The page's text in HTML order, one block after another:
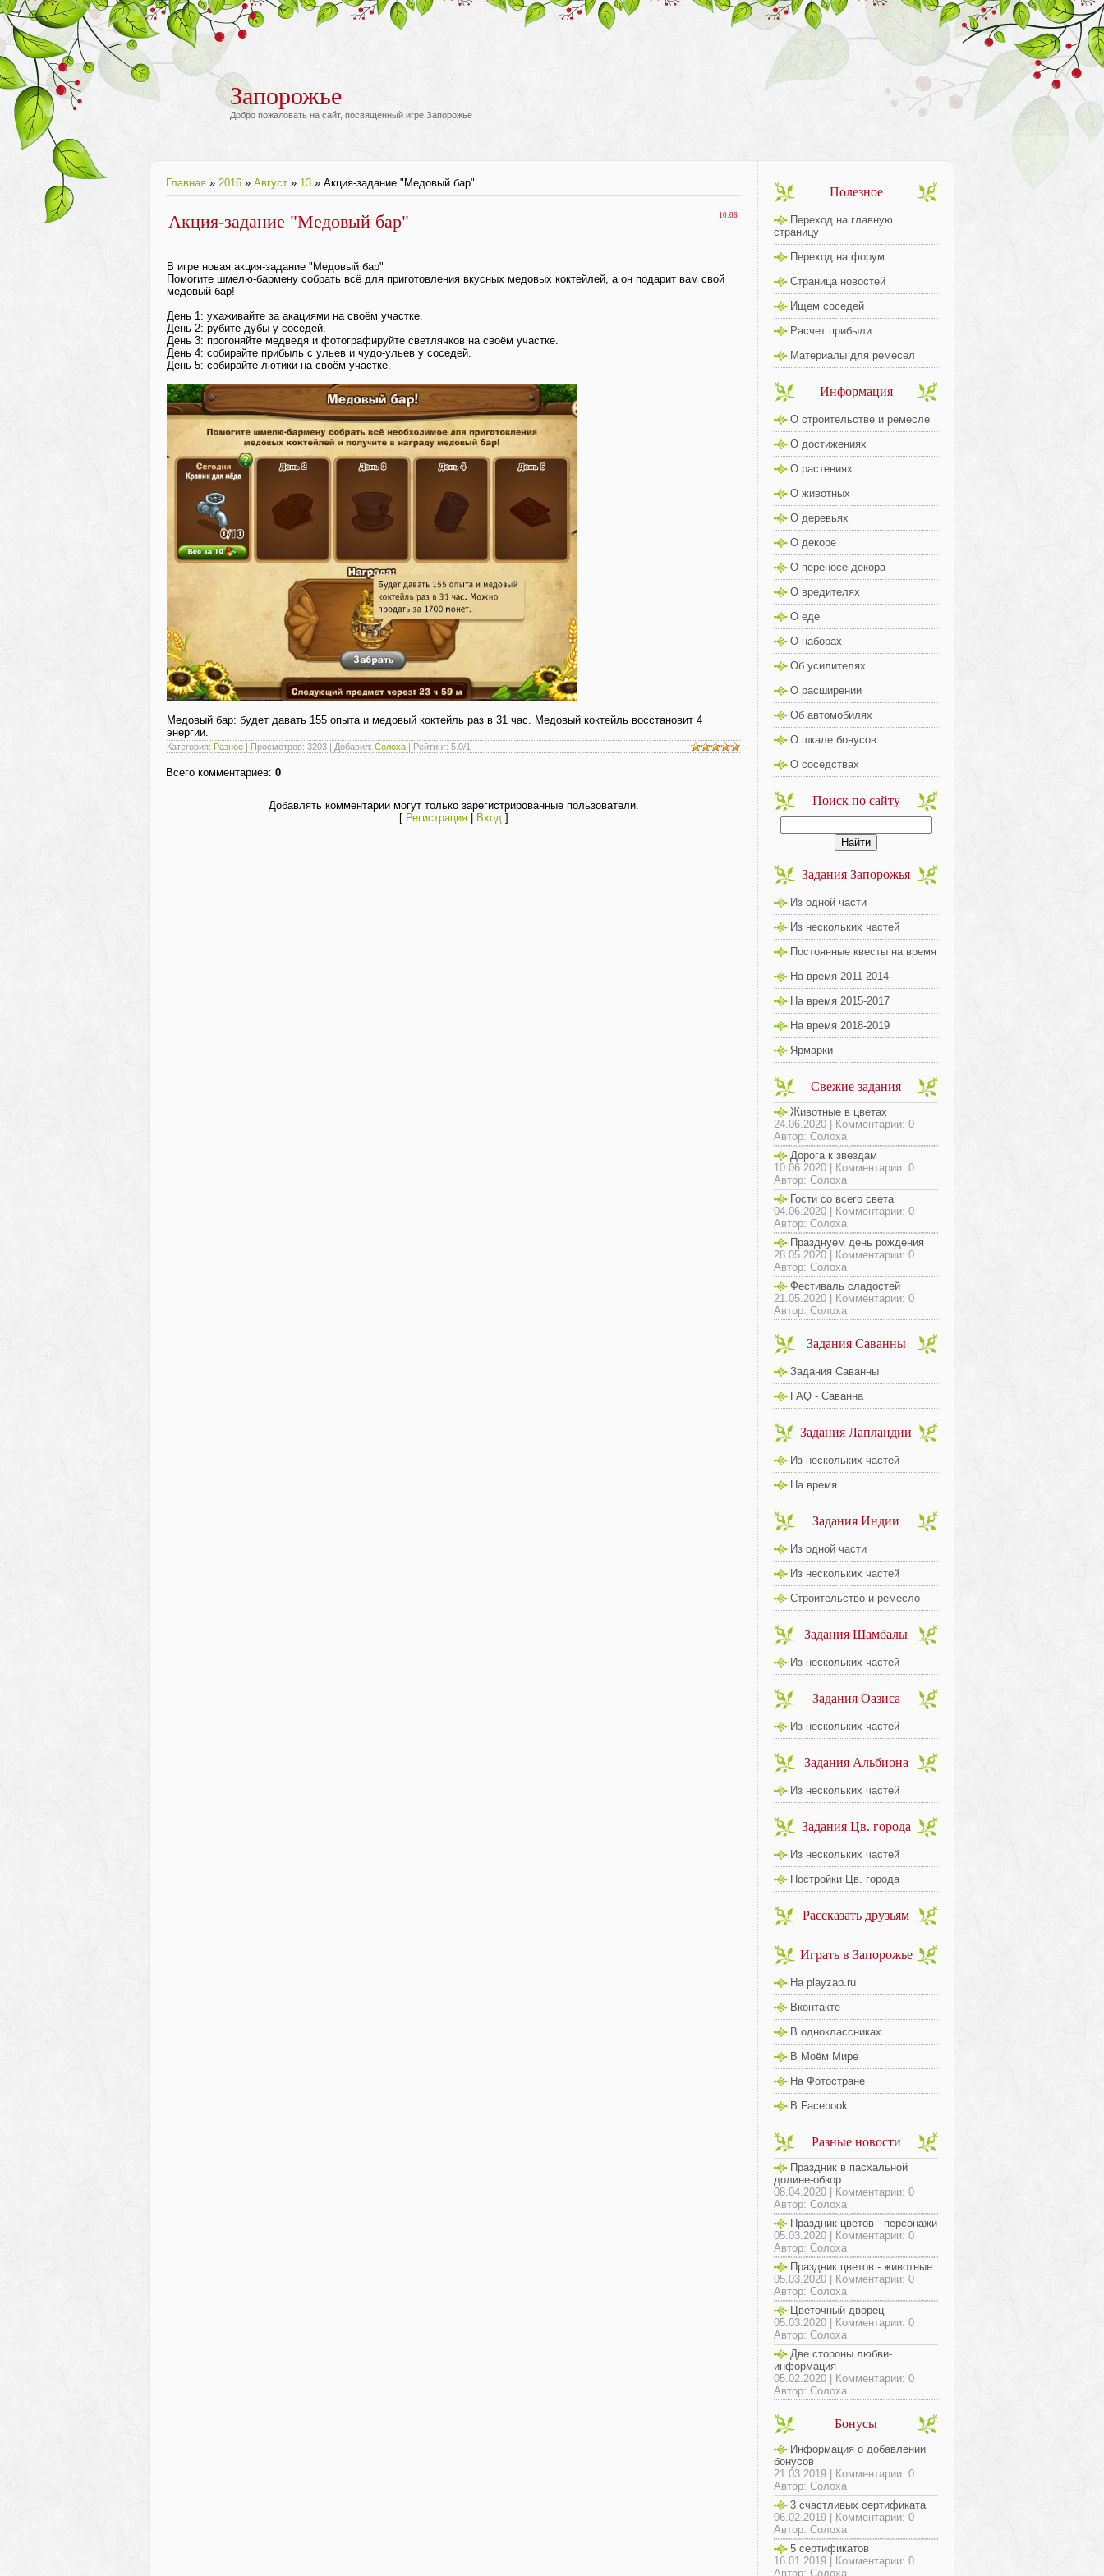
Запорожье
Добро пожаловать на сайт, посвященный игре Запорожье
Главная » 2016 » Август » 13 » Акция-задание "Медовый бар"
10:06
Акция-задание "Медовый бар"
В игре новая акция-задание "Медовый бар"
Помогите шмелю-бармену собрать всё для приготовления вкусных медовых коктейлей, а он подарит вам свой
медовый бар!
День 1: ухаживайте за акациями на своём участке.
День 2: рубите дубы у соседей.
День 3: прогоняйте медведя и фотографируйте светлячков на своём участке.
День 4: собирайте прибыль с ульев и чудо-ульев у соседей.
День 5: собирайте лютики на своём участке.
Медовый бар: будет давать 155 опыта и медовый коктейль раз в 31 час. Медовый коктейль восстановит 4
энергии.
Категория: Разное | Просмотров: 3203 | Добавил: Солоха | Рейтинг: 5.0/1
Всего комментариев: 0
Добавлять комментарии могут только зарегистрированные пользователи.
[ Регистрация| Вход]
Полезное
Переход на главную
страницу
Переход на форум
Страница новостей
Ищем соседей
Расчет прибыли
Материалы для ремёсел
Информация
О строительстве и ремесле
О достижениях
О растениях
О животных
О деревьях
О декоре
О переносе декора
О вредителях
О еде
О наборах
Об усилителях
О расширении
Об автомобилях
О шкале бонусов
О соседствах
Поиск по сайту
Задания Запорожья
Из одной части
Из нескольких частей
Постоянные квесты на время
На время 2011-2014
На время 2015-2017
На время 2018-2019
Ярмарки
Свежие задания
Животные в цветах
24.06.2020 | Комментарии: 0
Автор: Солоха
Дорога к звездам
10.06.2020 | Комментарии: 0
Автор: Солоха
Гости со всего света
04.06.2020 | Комментарии: 0
Автор: Солоха
Празднуем день рождения
28.05.2020 | Комментарии: 0
Автор: Солоха
Фестиваль сладостей
21.05.2020 | Комментарии: 0
Автор: Солоха
Задания Саванны
Задания Саванны
FAQ - Саванна
Задания Лапландии
Из нескольких частей
На время
Задания Индии
Из одной части
Из нескольких частей
Строительство и ремесло
Задания Шамбалы
Из нескольких частей
Задания Оазиса
Из нескольких частей
Задания Альбиона
Из нескольких частей
Задания Цв. города
Из нескольких частей
Постройки Цв. города
Рассказать друзьям
Играть в Запорожье
На playzap.ru
Вконтакте
В одноклассниках
В Моём Мире
На Фотостране
В Facebook
Разные новости
Праздник в пасхальной
долине-обзор
08.04.2020 | Комментарии: 0
Автор: Солоха
Праздник цветов - персонажи
05.03.2020 | Комментарии: 0
Автор: Солоха
Праздник цветов - животные
05.03.2020 | Комментарии: 0
Автор: Солоха
Цветочный дворец
05.03.2020 | Комментарии: 0
Автор: Солоха
Две стороны любви-
информация
05.02.2020 | Комментарии: 0
Автор: Солоха
Бонусы
Информация о добавлении
бонусов
21.03.2019 | Комментарии: 0
Автор: Солоха
3 счастливых сертификата
06.02.2019 | Комментарии: 0
Автор: Солоха
5 сертификатов
16.01.2019 | Комментарии: 0
Автор: Солоха